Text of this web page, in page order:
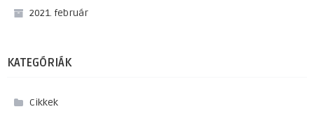
2021. február
KATEGÓRIÁK
Cikkek